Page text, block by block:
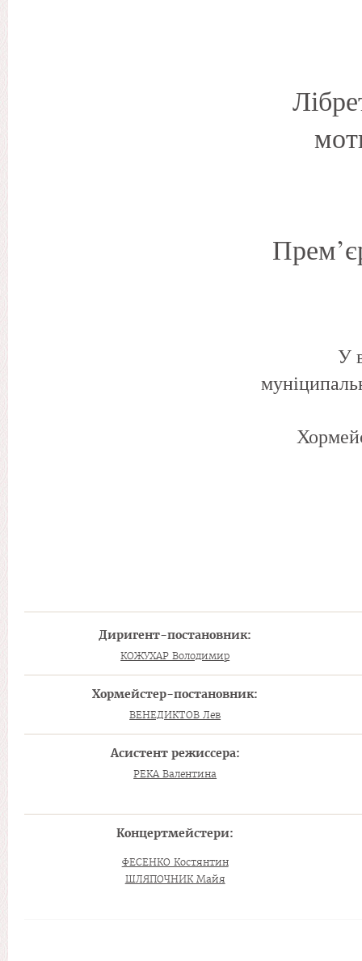
У
Диригент-постановник:
КОЖУХАР Володимир
Хормейстер-постановник:
ВЕНЕДИКТОВ Лев
Асистент режиссера:
РЕКА Валентина
Концертмейстери:
ФЕСЕНКО Костянтин
ШЛЯПОЧНИК Майя